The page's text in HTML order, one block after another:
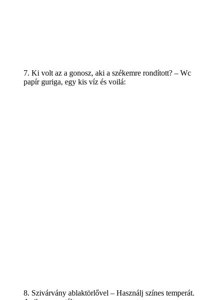
7. Ki volt az a gonosz, aki a székemre rondított? – Wc
papír guriga, egy kis víz és voilá:
8. Szivárvány ablaktörlővel – Használj színes temperát.